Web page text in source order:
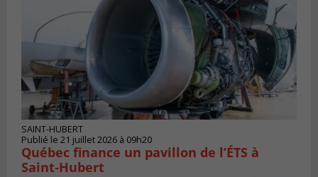
SAINT-HUBERT
Publié le 21 juillet 2026 à 09h20
Québec finance un pavillon de l’ÉTS à
Saint‑Hubert